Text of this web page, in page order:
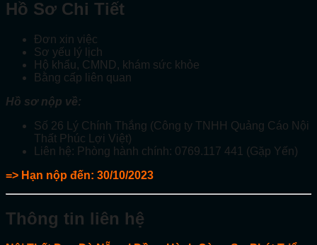
Hồ Sơ Chi Tiết
Đơn xin việc
Sơ yếu lý lịch
Hộ khẩu, CMND, khám sức khỏe
Bằng cấp liên quan
Hồ sơ nộp về:
Số 26 Lý Chính Thắng (Công ty TNHH Quảng Cáo Nội
Thất Phúc Lợi Việt)
Liên hệ: Phòng hành chính: 0769.117 441 (Gặp Yến)
=> Hạn nộp đến: 30/10/2023
Thông tin liên hệ